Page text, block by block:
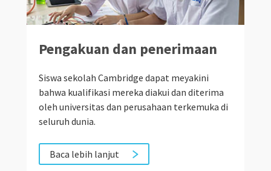
Pengakuan dan penerimaan
Siswa sekolah Cambridge dapat meyakini
bahwa kualifikasi mereka diakui dan diterima
oleh universitas dan perusahaan terkemuka di
seluruh dunia.
Baca lebih lanjut